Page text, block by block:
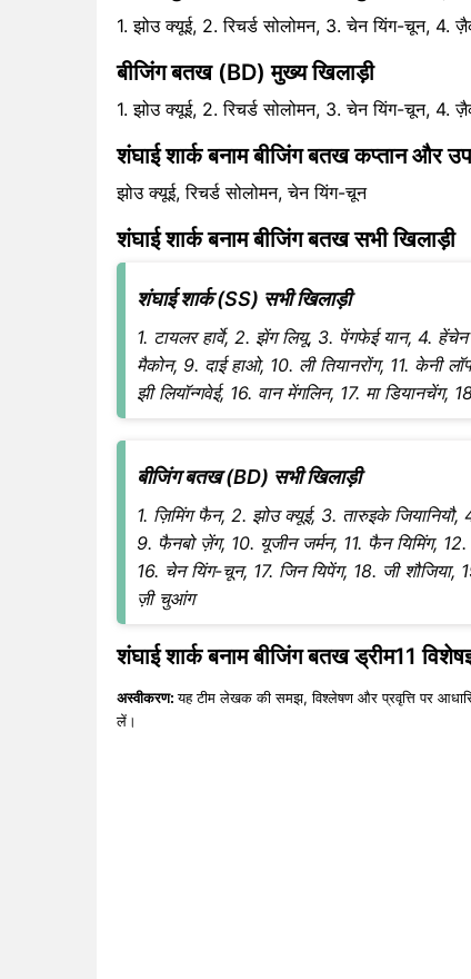
1. झोउ क्यूई, 2. रिचर्ड सोलोमन, 3. चेन यिंग-चून, 4.
बीजिंग बतख (BD) मुख्य खिलाड़ी
1. झोउ क्यूई, 2. रिचर्ड सोलोमन, 3. चेन यिंग-चून, 4.
शंघाई शार्क बनाम बीजिंग बतख कप्तान और
झोउ क्यूई, रिचर्ड सोलोमन, चेन यिंग-चून
शंघाई शार्क बनाम बीजिंग बतख सभी खिलाड़ी
शंघाई शार्क (SS) सभी खिलाड़ी
1. टायलर हार्वे, 2. झेंग लियू, 3. पेंगफेई यान, 4.
मैकोन, 9. दाई हाओ, 10. ली तियानरोंग, 11. केनी
झी लियॉन्गवेई, 16. वान मेंगलिन, 17. मा
बीजिंग बतख (BD) सभी खिलाड़ी
1. ज़िमिंग फैन, 2. झोउ क्यूई, 3. तारुइके
9. फैनबो ज़ेंग, 10. यूजीन जर्मन, 11. फैन यिमिंग,
16. चेन यिंग-चून, 17. जिन यिपेंग, 18. जी
ज़ी चुआंग
शंघाई शार्क बनाम बीजिंग बतख ड्रीम11
अस्वीकरण:यह टीम लेखक की समझ, विश्लेषण और प्रवृत्ति पर
लें।